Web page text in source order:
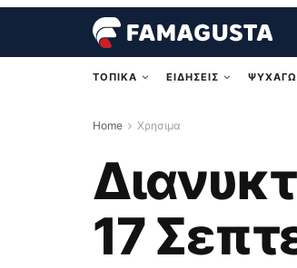
ΤΟΠΙΚΑ ΕΙΔΗΣΕΙΣ
Home Χρησιμα
17